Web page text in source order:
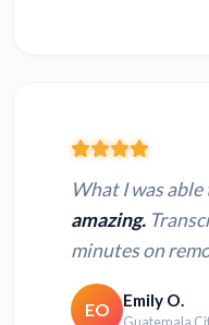
What I was
amazing.
minutes on
EO Emily O.
Guatemala